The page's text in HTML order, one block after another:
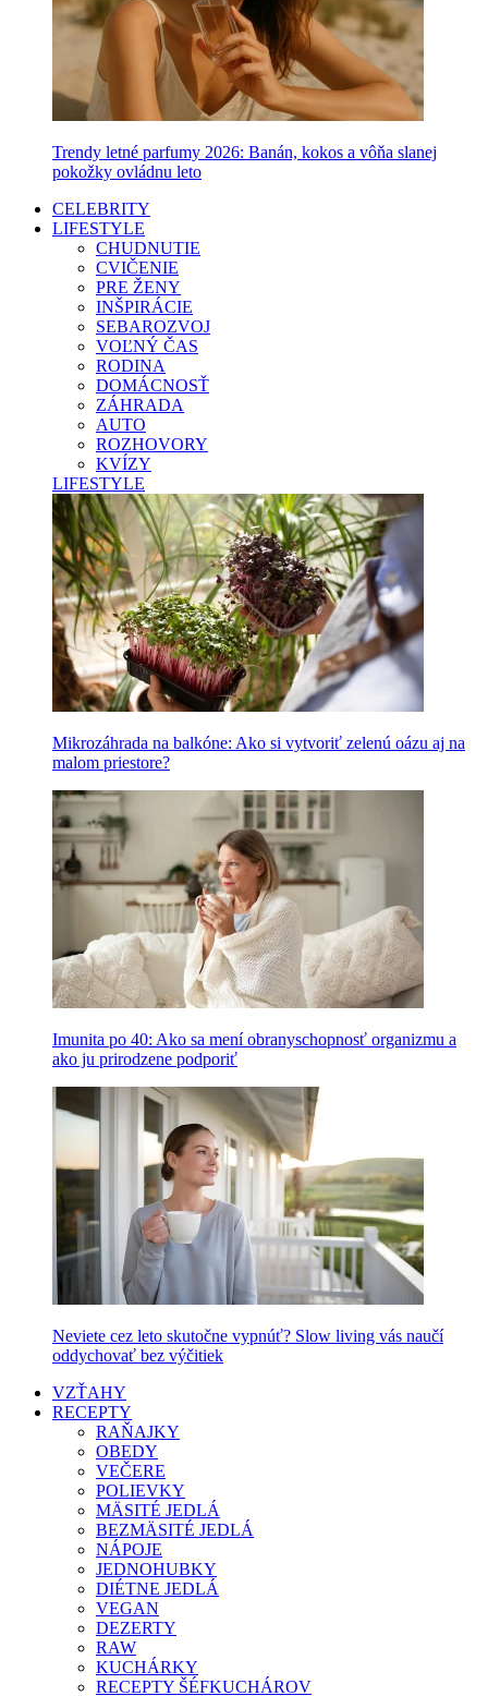
Trendy letné parfumy 2026: Banán, kokos a vôňa slanej
pokožky ovládnu leto
CELEBRITY
LIFESTYLE
CHUDNUTIE
CVIČENIE
PRE ŽENY
INŠPIRÁCIE
SEBAROZVOJ
VOĽNÝ ČAS
RODINA
DOMÁCNOSŤ
ZÁHRADA
AUTO
ROZHOVORY
KVÍZY
LIFESTYLE
Mikrozáhrada na balkóne: Ako si vytvoriť zelenú oázu aj na
malom priestore?
Imunita po 40: Ako sa mení obranyschopnosť organizmu a
ako ju prirodzene podporiť
Neviete cez leto skutočne vypnúť? Slow living vás naučí
oddychovať bez výčitiek
VZŤAHY
RECEPTY
RAŇAJKY
OBEDY
VEČERE
POLIEVKY
MÄSITÉ JEDLÁ
BEZMÄSITÉ JEDLÁ
NÁPOJE
JEDNOHUBKY
DIÉTNE JEDLÁ
VEGAN
DEZERTY
RAW
KUCHÁRKY
RECEPTY ŠÉFKUCHÁROV